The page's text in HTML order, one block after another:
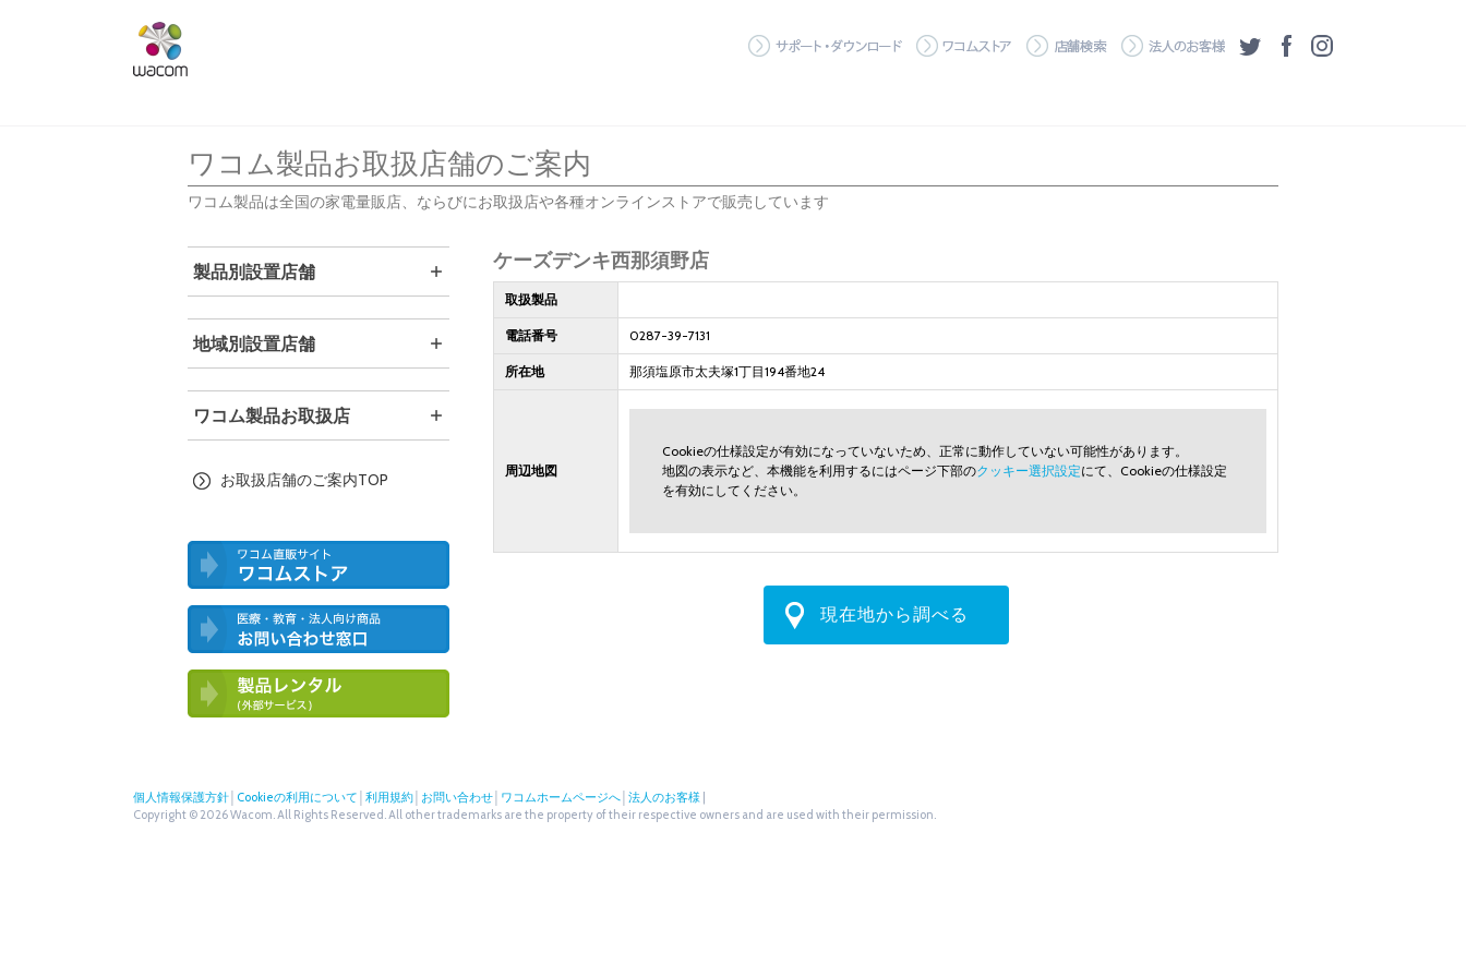
サポート・ダウンロード
ワコムストア 店舗検索 法人のお客様
ツイッターフェイスブック
ワコム製品お取扱店舗のご案内
ワコム製品は全国の家電量販店、ならびにお取扱店や各種オンラインストアで販売しています
ケーズデンキ西那須野店
取扱製品
電話番号 0287-39-7131
所在地 那須塩原市太夫塚1丁目194番地24
周辺地図
Cookieの仕様設定が有効になっていないため、正常に動作していない可能性があります。
地図の表示など、本機能を利用するにはページ下部のクッキー選択設定にて、Cookieの仕様設定
を有効にしてください。
現在地から調べる
製品別設置店舗
地域別設置店舗
ワコム製品お取扱店
お取扱店舗のご案内TOP
わせ窓口
個人情報保護方針 Cookieの利用について 利用規約 お問い合わせ ワコムホームページへ 法人のお客様
Copyright © 2026 Wacom. All Rights Reserved. All other trademarks are the property of their respective owners and are used with their permission.